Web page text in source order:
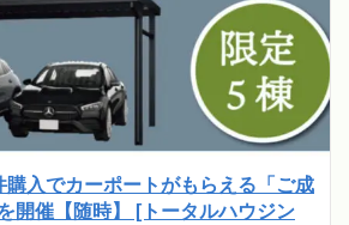
購入でカーポートがもらえる「ご成
開催【随時】 [トータルハウジン